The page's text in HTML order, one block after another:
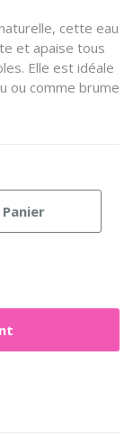
cette eau
et apaise tous
Elle est idéale
ou comme brume